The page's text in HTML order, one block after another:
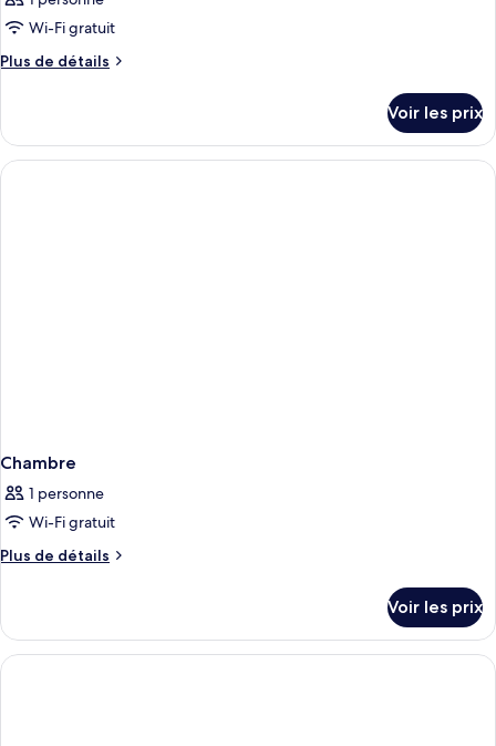
Wi-Fi gratuit
Plus de détails
Plus
le
type
de
Voir les prix
Chambre
1 personne
Wi-Fi gratuit
Plus de détails
Plus
le
type
de
Voir les prix